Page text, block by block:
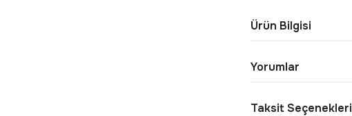
Ürün Bilgisi
Yorumlar
Taksit Seçenekleri